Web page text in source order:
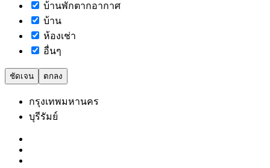
บ้านพักตากอากาศ
บ้าน
ห้องเช่า
อื่นๆ
ชัดเจน ตกลง
กรุงเทพมหานคร
บุรีรัมย์